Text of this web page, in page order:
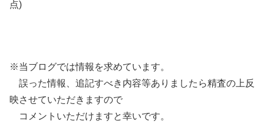
点)
※当ブログでは情報を求めています。
誤った情報、追記すべき内容等ありましたら精査の上反
映させていただきますので
コメントいただけますと幸いです。